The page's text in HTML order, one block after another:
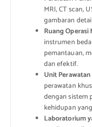
MRI, CT scan,
gambaran
Ruang Operasi
instrumen
pemantauan,
dan efektif.
Unit
perawatan
dengan sistem
kehidupan
Laboratorium